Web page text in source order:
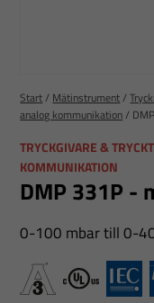
Start/ Mätinstrument/
analog kommunikation/
TRYCKGIVARE &
KOMMUNIKATION
DMP 331P -
0-100 mbar till 0-
A3 cULusIEX